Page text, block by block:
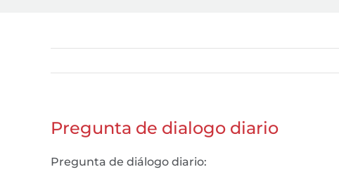
Pregunta de dialogo diario
Pregunta de diálogo diario: